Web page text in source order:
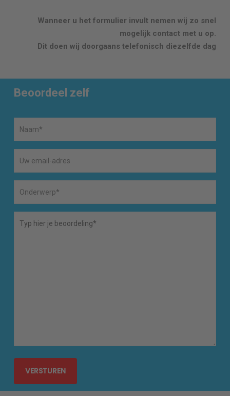
Wanneer u het formulier invult nemen wij zo snel
mogelijk contact met u op.
Dit doen wij doorgaans telefonisch diezelfde dag
Beoordeel zelf